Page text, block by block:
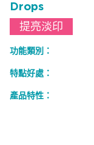
Drops
提亮淡印
功能類別：
特點好處：
產品特性：